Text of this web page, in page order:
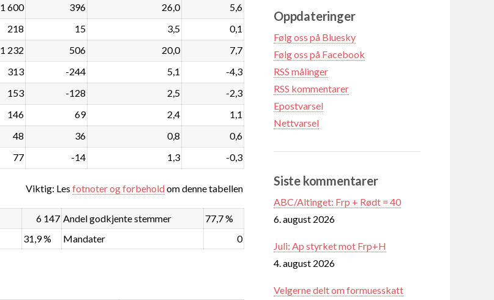
1 600 396 26,0 5,6
218 15 3,5 0,1
1 232 506 20,0 7,7
313 -244 5,1 -4,3
153 -128 2,5 -2,3
146 69 2,4 1,1
48 36 0,8 0,6
77 -14 1,3 -0,3
Viktig: Les fotnoter og forbeholdom denne tabellen
6 147 Andel godkjente stemmer
77,7 %
31,9 % Mandater 0
Oppdateringer
Følg oss på Bluesky
Følg oss på Facebook
RSS målinger
RSS kommentarer
Epostvarsel
Nettvarsel
Siste kommentarer
ABC/Altinget: Frp + Rødt = 40
6. august 2026
Juli: Ap styrket mot Frp+H
4. august 2026
Velgerne delt om formuesskatt